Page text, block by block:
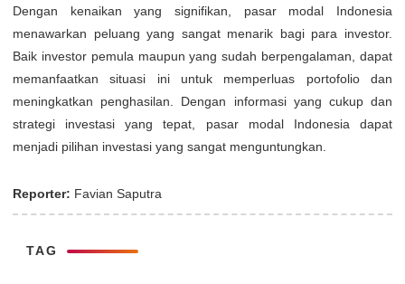
Dengan kenaikan yang signifikan, pasar modal Indonesia
menawarkan peluang yang sangat menarik bagi para investor.
Baik investor pemula maupun yang sudah berpengalaman, dapat
memanfaatkan situasi ini untuk memperluas portofolio dan
meningkatkan penghasilan. Dengan informasi yang cukup dan
strategi investasi yang tepat, pasar modal Indonesia dapat
menjadi pilihan investasi yang sangat menguntungkan.
Reporter: Favian Saputra
TAG